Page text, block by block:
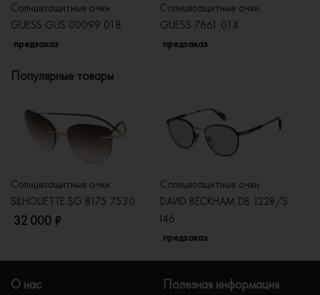
Солнцезащитные очки
GUESS GUS 00099 01B
предзаказ
Солнцезащитные очки
GUESS 7661 01X
предзаказ
Популярные товары
Солнцезащитные очки
SILHOUETTE SG 8175 7530
32 000 ₽
Солнцезащитные очки
DAVID BECKHAM DB 1228/S
I46
предзаказ
О нас
Полезная информация